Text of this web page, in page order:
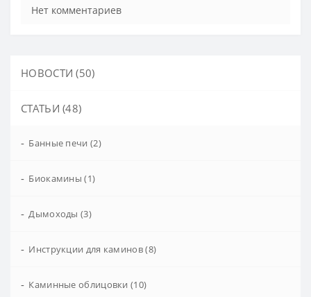
Нет комментариев
НОВОСТИ (50)
СТАТЬИ (48)
- Банные печи (2)
- Биокамины (1)
- Дымоходы (3)
- Инструкции для каминов (8)
- Каминные облицовки (10)